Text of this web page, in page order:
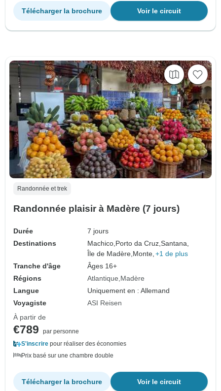
Voir le circuit
Télécharger la brochure
Randonnée et trek
Randonnée plaisir à Madère (7 jours)
Durée
7 jours
Destinations
Machico, Porto da Cruz,Santana,
Île de Madère, Monte, +1 de plus
Tranche d'âge
Âges 16+
Régions
Atlantique Madère
Langue
Uniquement en : Allemand
Voyagiste
ASI Reisen
À partir de
€789
par personne
S'inscrire pour réaliser des économies
Prix basé sur une chambre double
Voir le circuit
Télécharger la brochure